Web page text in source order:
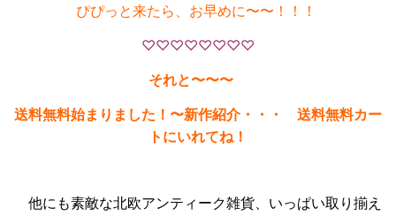
ぴぴっと来たら、お早めに〜〜！！！
♡♡♡♡♡♡♡♡
それと〜〜〜
送料無料始まりました！〜新作紹介・・・ 送料無料カー
トにいれてね！
他にも素敵な北欧アンティーク雑貨、いっぱい取り揃え